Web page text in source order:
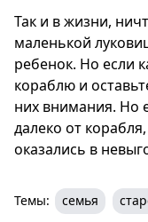
Так и в жизни,
маленькой
ребенок. Но если
кораблю и
них внимания. Но
далеко от
оказались в
Темы: семья